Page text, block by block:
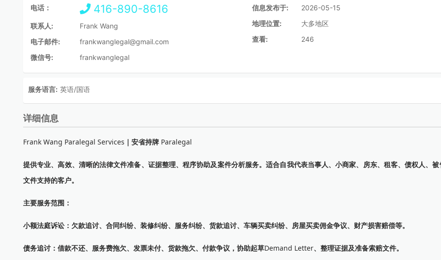
电话： 416-890-8616
联系人:
Frank Wang
电子邮件:
frankwanglegal@gmail.com
微信号:
frankwanglegal
信息发布于:
2026-05-15
地理位置:
大多地区
查看:
246
服务语言: 英语/国语
详细信息
Frank Wang Paralegal Services ｜安省持牌 Paralegal
提供专业、高效、清晰的法律文件准备、证据整理、程序协助及案件分析服务。适合自我代表当事人、小商家、房东、租客、债权人、
文件支持的客户。
主要服务范围：
小额法庭诉讼：欠款追讨、合同纠纷、装修纠纷、服务纠纷、货款追讨、车辆买卖纠纷、房屋买卖佣金争议、财产损害赔偿等。
债务追讨：借款不还、服务费拖欠、发票未付、货款拖欠、付款争议，协助起草Demand Letter、整理证据及准备索赔文件。